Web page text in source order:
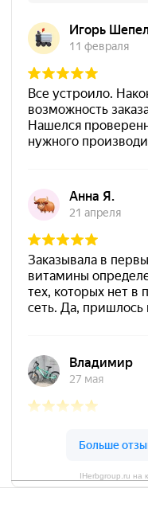
IHerbgroup.ru на